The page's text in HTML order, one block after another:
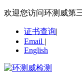
欢迎您访问环测威第
证书查询|
Email |
English